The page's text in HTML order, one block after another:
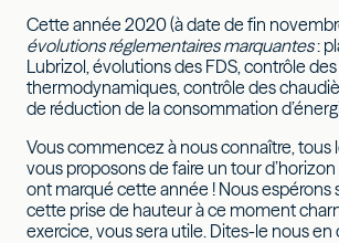
Cette année 2020 (à date de fin
évolutions réglementaires marquantes:
Lubrizol, évolutions des FDS, contrôle
thermodynamiques, contrôle des
de réduction de la consommation
Vous commencez à nous connaître, tous
vous proposons de faire un tour
ont marqué cette année ! Nous espérons
cette prise de hauteur à ce moment
exercice, vous sera utile. Dites-le nous